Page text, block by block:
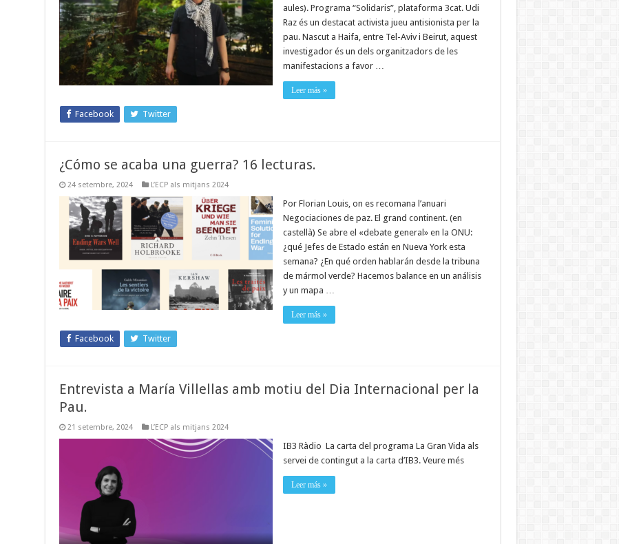
aules). Programa “Solidaris”, plataforma 3cat. Udi
Raz és un destacat activista jueu antisionista per la
pau. Nascut a Haifa, entre Tel-Aviv i Beirut, aquest
investigador és un dels organitzadors de les
manifestacions a favor …
Leer más »
Facebook Twitter
¿Cómo se acaba una guerra? 16 lecturas.
24 setembre, 2024 L’ECP als mitjans 2024
Por Florian Louis, on es recomana l’anuari
Negociaciones de paz. El grand continent. (en
castellà) Se abre el «debate general» en la ONU:
¿qué Jefes de Estado están en Nueva York esta
semana? ¿En qué orden hablarán desde la tribuna
de mármol verde? Hacemos balance en un análisis
y un mapa …
Leer más »
Facebook Twitter
Entrevista a María Villellas amb motiu del Dia Internacional per la
Pau.
21 setembre, 2024 L’ECP als mitjans 2024
IB3 Ràdio La carta del programa La Gran Vida als
servei de contingut a la carta d’IB3. Veure més
Leer más »